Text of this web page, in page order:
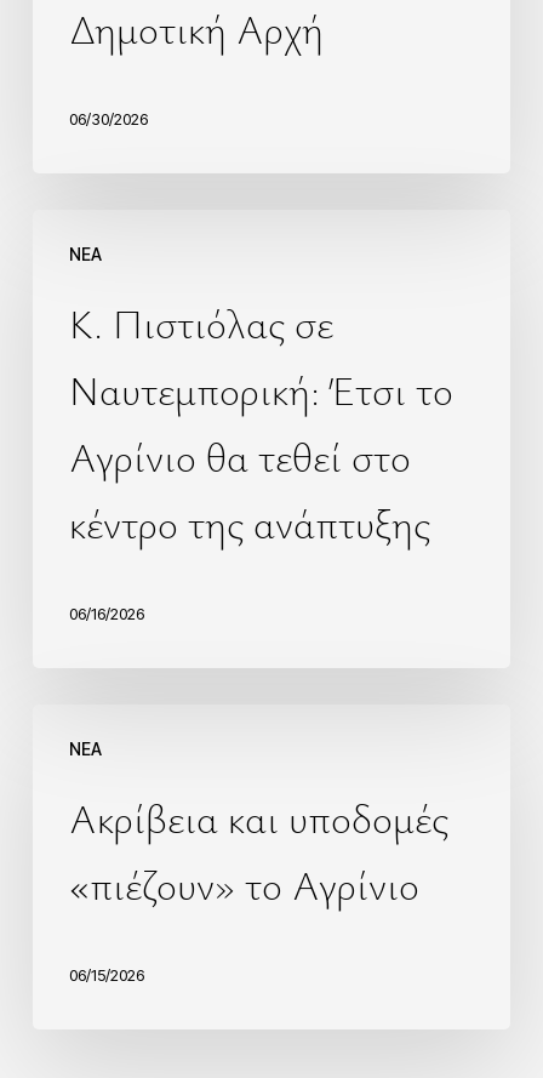
Δημοτική Αρχή
06/30/2026
NEA
Κ. Πιστιόλας σε
Ναυτεμπορική: Έτσι το
Αγρίνιο θα τεθεί στο
κέντρο της ανάπτυξης
06/16/2026
NEA
Ακρίβεια και υποδομές
«πιέζουν» το Αγρίνιο
06/15/2026